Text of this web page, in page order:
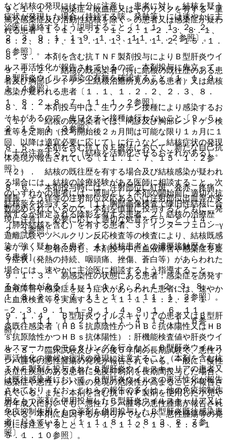
９．１．１． 感染症＜敗血症又はそのリスクを有する・重
篤な感染症及び活動性結核を除く＞の患者又は感染症が疑わ
れる患者〔１．１、１．２．１、２．１−２．３、８．１、
８．２、８．７、１１．１．１、１１．１．２、１５．１．
６参照〕。
９．１．２． 結核の既感染者（特に結核の既往歴のある患
者及び胸部レントゲン上結核治癒所見のある患者）又は結核
感染が疑われる患者〔１．１、１．２．２、２．３、８．
１、８．２、８．７、１１．１．２参照〕。
（１）． 結核の既感染者では、問診及び胸部レントゲン検
査等を定期的（投与開始後２ヵ月間は可能な限り１ヵ月に１
回、以降は適宜必要に応じて）に行うなど、結核症状の発現
に十分注意すること（結核を活動化させるおそれがある）。
（２）． 結核の既往歴を有する場合及び結核感染が疑われ
る場合には、結核の診療経験がある医師に相談すること。次
のいずれかの患者には、原則として本剤の開始前に適切な抗
結核薬を投与すること［１）胸部画像検査で陳旧性結核に合
致するか推定される陰影を有する患者、２）結核の治療歴
（肺外結核を含む）を有する患者、３）インターフェロン−γ
遊離試験やツベルクリン反応検査等の検査により、結核既感
染が強く疑われる患者、４）結核患者との濃厚接触歴を有す
る患者］。
９．１．３． 易感染性の状態にある患者：感染症を誘発す
るおそれがある〔１．１、１．２、２．１−２．３、８．
１、８．２、８．７、１１．１．１、１１．１．２参照〕。
９．１．４． Ｂ型肝炎ウイルスキャリアの患者又はＢ型肝
炎既往感染者（ＨＢｓ抗原陰性かつＨＢｃ抗体陽性又はＨＢ
ｓ抗原陰性かつＨＢｓ抗体陽性）：肝機能検査値や肝炎ウイ
ルスマーカーのモニタリングを行うなど、Ｂ型肝炎ウイルス
再活性化の徴候や症状の発現に注意すること（本剤を含む抗
ＴＮＦ製剤を投与されたＢ型肝炎ウイルスキャリアの患者又
は既往感染者において、Ｂ型肝炎ウイルスの再活性化が報告
されており、なお、これらの報告の多くは、他の免疫抑制作
用をもつ薬剤を併用投与したＢ型肝炎ウイルスキャリア又は
免疫抑制作用をもつ薬剤を併用投与したＢ型肝炎既往感染患
者に起きている）〔１．１、８．１、８．３、８．７参
照〕。
など結核の発現には十分に注意し、患者に対し、結核を疑う
症状が発現した場合（持続する咳、発熱等）には速やかに主
治医に連絡するよう説明すること〔１．１、１．２．２、
２．３、９．１．１−９．１．３、１１．１．２参照〕。
８．３． 本剤を含む抗ＴＮＦ製剤投与によりＢ型肝炎ウイ
ルス再活性化が報告されているので、本剤投与に先立って、
Ｂ型肝炎ウイルス感染の有無を確認すること〔１．１、９．
１．４参照〕。
８．４． 本剤投与中は、生ワクチン接種により感染するお
それがあるので、生ワクチン接種は行わないこと〔９．５．
２、１５．１．３参照〕。
８．５． 本剤を含む抗ＴＮＦ療法において、新たな自己抗
体発現が報告されている〔１１．１．７、１５．１．２参
照〕。
８．６． 本剤投与時には、注射部位に紅斑、発赤、疼痛、
腫脹、そう痒等の注射部位反応あるいは注射部位出血等が多
数認められているので、本剤を慎重に投与するとともに、発
現に注意し、必要に応じて適切な処置を行うこと〔１４．
２．３参照〕。
８．７． 患者に対し、本剤投与中に血液障害や感染症を疑
う症状（発熱の持続、咽頭痛、挫傷、蒼白等）があらわれた
場合には、速やかに主治医に相談するよう指導すること。
血液障害や感染症を疑う症状があらわれた患者には、速やか
に血液検査等を実施すること〔１．１、１．２、２．１
−２．３、９．１．１−９．１．４、９．１．６、１１．
１．１、１１．１．２、１１．１．４、１５．１．６参
照〕。
８．８． 臨床試験及びその後５年間の長期試験で、悪性リ
ンパ腫等の悪性腫瘍の発現が報告されている。一般に、慢性
炎症性疾患のある患者に免疫抑制剤を長期間投与した場合、
感染症や悪性リンパ腫の発現の危険性が高まることが報告さ
れている。また、本剤を含む抗ＴＮＦ製剤を使用した小児や
若年成人においても、悪性リンパ腫等の悪性腫瘍が報告され
ている。本剤に起因するか明らかでないが、悪性腫瘍等の発
現には注意すること〔１．１、１．２、１５．１．８−１
５．１．１０参照〕。